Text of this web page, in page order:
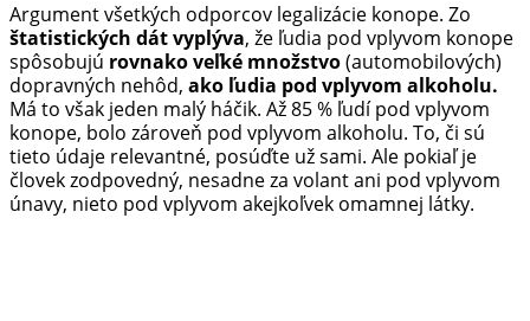
Argument všetkých odporcov legalizácie konope. Zo
štatistických dát vyplýva, že ľudia pod vplyvom konope
spôsobujú rovnako veľké množstvo(automobilových)
dopravných nehôd, ako ľudia pod vplyvom alkoholu.
Má to však jeden malý háčik. Až 85 % ľudí pod vplyvom
konope, bolo zároveň pod vplyvom alkoholu. To, či sú
tieto údaje relevantné, posúďte už sami. Ale pokiaľ je
človek zodpovedný, nesadne za volant ani pod vplyvom
únavy, nieto pod vplyvom akejkoľvek omamnej látky.